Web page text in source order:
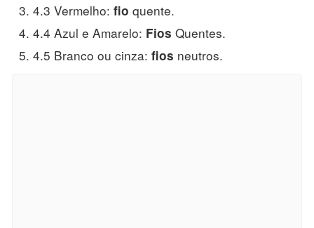
4.3 Vermelho: fio quente.
4.4 Azul e Amarelo: Fios Quentes.
4.5 Branco ou cinza: fios neutros.